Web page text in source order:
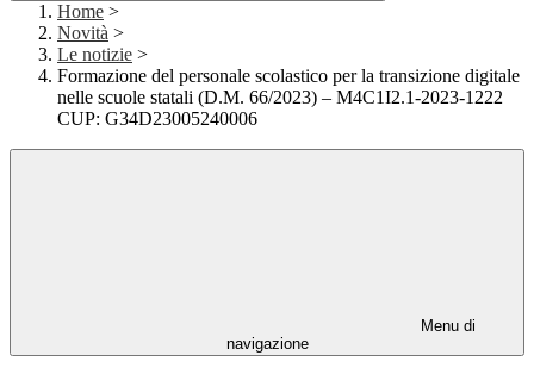
Home >
Novità >
Le notizie >
Formazione del personale scolastico per la transizione digitale
nelle scuole statali (D.M. 66/2023) – M4C1I2.1-2023-1222
CUP: G34D23005240006
Menu di
navigazione